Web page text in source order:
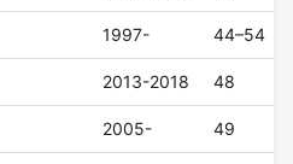
1997- 44–54
2013-2018 48
2005- 49